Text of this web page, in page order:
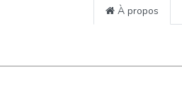
À propos